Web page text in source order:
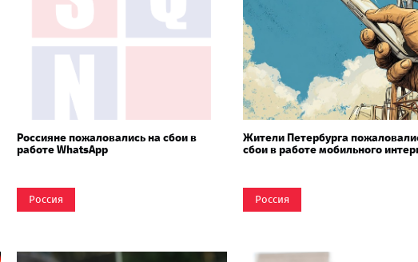
Россияне пожаловались на сбои в
работе WhatsApp
Россия
Жители Петербурга
сбои в работе мобильного
Россия